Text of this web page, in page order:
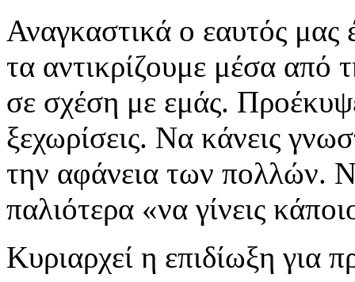
Αναγκαστικά ο εαυτός
τα αντικρίζουμε μέσα από
σε σχέση με εμάς.
ξεχωρίσεις. Να κάνεις
την αφάνεια των πολλών.
παλιότερα «να γίνεις
Κυριαρχεί η επιδίωξη για